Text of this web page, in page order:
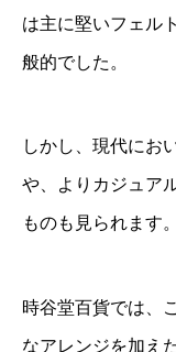
は主に堅いフェル
般的でした。
しかし、現代にお
や、よりカジュア
ものも見られます。
時谷堂百貨では、
なアレンジを加え